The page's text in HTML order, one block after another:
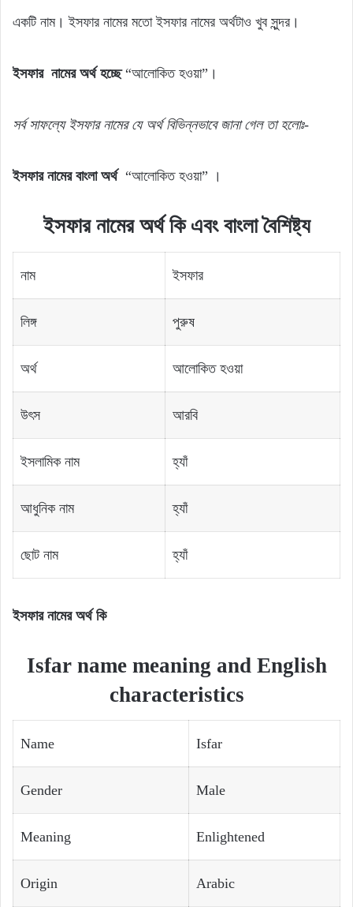
একটি নাম। ইসফার নামের মতো ইসফার নামের অর্থটাও খুব সুন্দর।
ইসফার নামের অর্থ হচ্ছে “আলোকিত হওয়া”।
সর্ব সাফল্যে ইসফারনামের যে অর্থবিভিন্নভাবে জানা গেলতা হলোঃ-
ইসফার নামের বাংলা অর্থ“আলোকিত হওয়া” ।
ইসফার নামের অর্থ কি এবং বাংলা বৈশিষ্ট্য
নাম ইসফার
লিঙ্গ পুরুষ
অর্থ আলোকিত হওয়া
উৎস আরবি
ইসলামিক নাম হ্যাঁ
আধুনিক নাম হ্যাঁ
ছোট নাম হ্যাঁ
ইসফার নামের অর্থ কি
Isfar name meaning and English
characteristics
Name Isfar
Gender Male
Meaning Enlightened
Origin Arabic